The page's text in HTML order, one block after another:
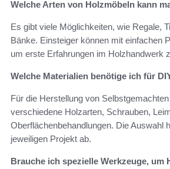
Welche Arten von Holzmöbeln kann
Es gibt viele Möglichkeiten, wie Regale,
Bänke. Einsteiger können mit einfachen
um erste Erfahrungen im Holzhandwerk
Welche Materialien benötige ich für
Für die Herstellung von
verschiedene Holzarten, Schrauben,
Oberflächenbehandlungen. Die Auswahl
jeweiligen Projekt ab.
Brauche ich spezielle Werkzeuge, um